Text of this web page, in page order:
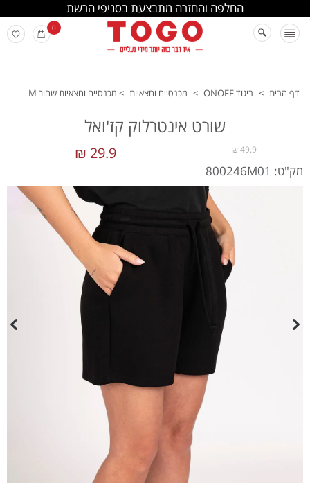
החלפה והחזרה מתבצעת בסניפי הרשת
0
דף הבית > ביגוד ONOFF > מכנסיים וחצאיות > מכנסיים וחצאיות שחור M
שורט אינטרלוק קז'ואל
29.9 ₪ 49.9 ₪
מק"ט: 800246M01